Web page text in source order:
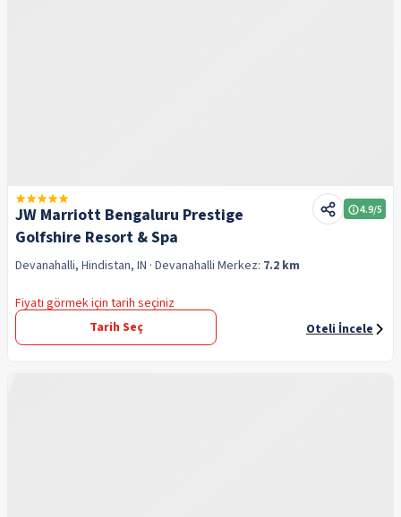
JW Marriott Bengaluru Prestige
Golfshire Resort & Spa
4.9/5
Devanahalli, Hindistan, IN · Devanahalli Merkez: 7.2 km
Fiyatı görmek için tarih seçiniz
Tarih Seç
Oteli İncele